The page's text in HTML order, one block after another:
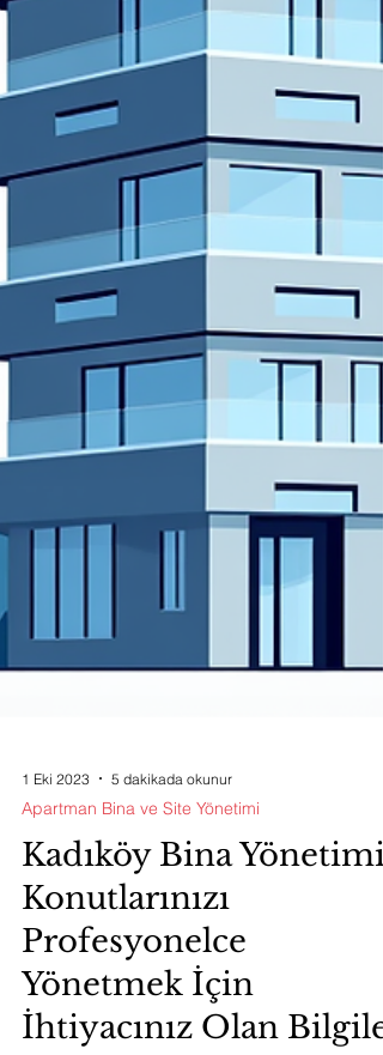
1 Eki 2023 5 dakikada okunur
Apartman Bina ve Site Yönetimi
Kadıköy Bina Yönetimi:
Konutlarınızı